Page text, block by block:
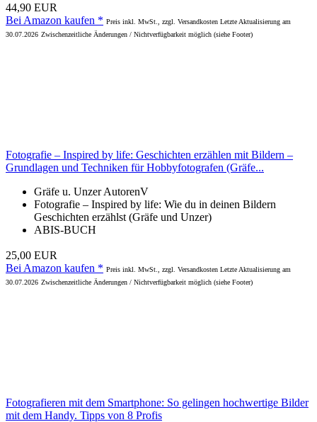
44,90 EUR
Bei Amazon kaufen * Preis inkl. MwSt., zzgl. Versandkosten Letzte Aktualisierung am
30.07.2026 Zwischenzeitliche Änderungen / Nichtverfügbarkeit möglich (siehe Footer)
Fotografie – Inspired by life: Geschichten erzählen mit Bildern –
Grundlagen und Techniken für Hobbyfotografen (Gräfe...
Gräfe u. Unzer AutorenV
Fotografie – Inspired by life: Wie du in deinen Bildern
Geschichten erzählst (Gräfe und Unzer)
ABIS-BUCH
25,00 EUR
Bei Amazon kaufen * Preis inkl. MwSt., zzgl. Versandkosten Letzte Aktualisierung am
30.07.2026 Zwischenzeitliche Änderungen / Nichtverfügbarkeit möglich (siehe Footer)
Fotografieren mit dem Smartphone: So gelingen hochwertige Bilder
mit dem Handy. Tipps von 8 Profis